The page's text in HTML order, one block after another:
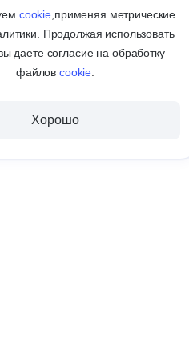
cookie применяя метрические
Продолжая использовать
даете согласие на обработку
файлов cookie
Хорошо